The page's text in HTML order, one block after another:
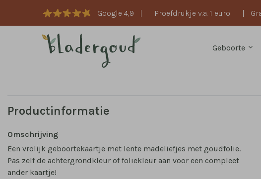
Google 4,9 | Proefdrukje v.a. 1 euro |
Geboorte
Productinformatie
Omschrijving
Een vrolijk geboortekaartje met lente madeliefjes met goudfolie.
Pas zelf de achtergrondkleur of foliekleur aan voor een compleet
ander kaartje!